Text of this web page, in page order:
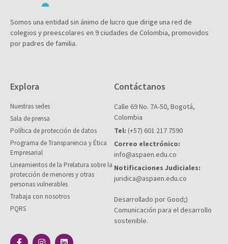
Somos una entidad sin ánimo de lucro que dirige una red de
colegios y preescolares en 9 ciudades de Colombia, promovidos
por padres de familia.
Explora
Nuestras sedes
Sala de prensa
Política de protección de datos
Programa de Transparencia y Ética
Empresarial
Lineamientos de la Prelatura sobre la
protección de menores y otras
personas vulnerables
Trabaja con nosotros
PQRS
Contáctanos
Calle 69 No. 7A-50, Bogotá,
Colombia
Tel: (+57) 601 217 7590
Correo electrónico:
info@aspaen.edu.co
Notificaciones Judiciales:
juridica@aspaen.edu.co
Desarrollado por Good;)
Comunicación para el desarrollo
sostenible.